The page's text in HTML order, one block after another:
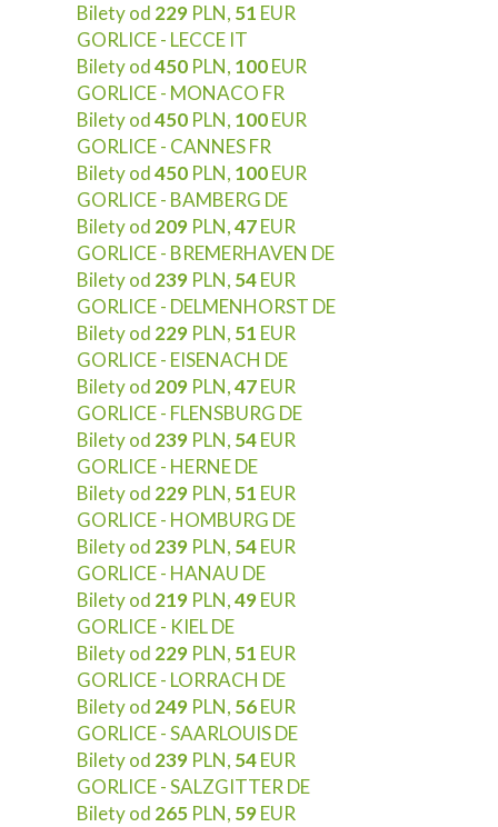
Bilety od 229 PLN, 51 EUR
GORLICE - LECCE IT
Bilety od450 PLN, 100EUR
GORLICE - MONACO FR
Bilety od450 PLN, 100EUR
GORLICE - CANNES FR
Bilety od450 PLN, 100EUR
GORLICE - BAMBERG DE
Bilety od 209 PLN,47EUR
GORLICE - BREMERHAVEN DE
Bilety od 239 PLN, 54EUR
GORLICE - DELMENHORST DE
Bilety od 229 PLN, 51 EUR
GORLICE - EISENACH DE
Bilety od 209 PLN,47EUR
GORLICE - FLENSBURG DE
Bilety od 239 PLN, 54EUR
GORLICE - HERNE DE
Bilety od 229 PLN, 51 EUR
GORLICE - HOMBURG DE
Bilety od 239 PLN, 54EUR
GORLICE - HANAU DE
Bilety od 219 PLN,49EUR
GORLICE - KIEL DE
Bilety od 229 PLN, 51 EUR
GORLICE - LORRACH DE
Bilety od 249 PLN, 56EUR
GORLICE - SAARLOUIS DE
Bilety od 239 PLN, 54EUR
GORLICE - SALZGITTER DE
Bilety od 265 PLN, 59EUR